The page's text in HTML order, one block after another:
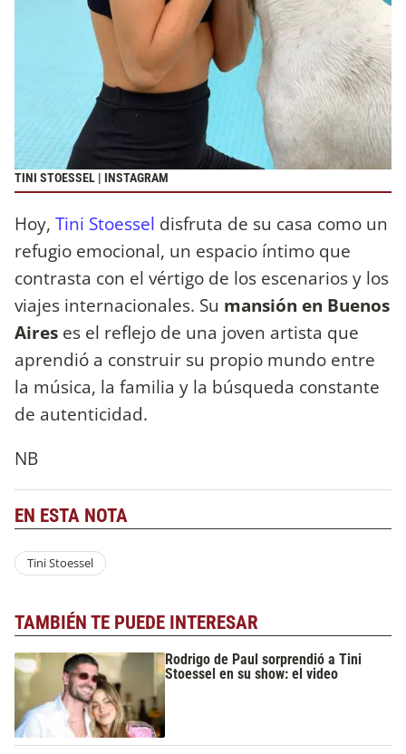
TINI STOESSEL | INSTAGRAM
Hoy, Tini Stoessel disfruta de su casa como un
refugio emocional, un espacio íntimo que
contrasta con el vértigo de los escenarios y los
viajes internacionales. Su mansión en Buenos
Aires es el reflejo de una joven artista que
aprendió a construir su propio mundo entre
la música, la familia y la búsqueda constante
de autenticidad.
NB
EN ESTA NOTA
Tini Stoessel
TAMBIÉN TE PUEDE INTERESAR
Rodrigo de Paul sorprendió a Tini
Stoessel en su show: el video